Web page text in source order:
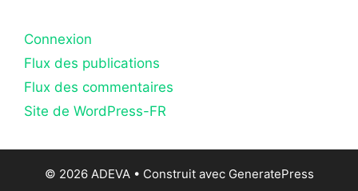
Connexion
Flux des publications
Flux des commentaires
Site de WordPress-FR
© 2026 ADEVA• Construit avec GeneratePress